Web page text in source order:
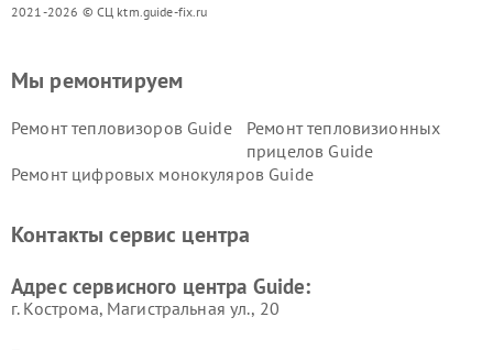
2021-2026 © СЦ ktm.guide-fix.ru
Мы ремонтируем
Ремонт тепловизоров Guide
Ремонт тепловизионных
прицелов Guide
Ремонт цифровых монокуляров Guide
Контакты сервис центра
Адрес сервисного центра Guide:
г. Кострома, Магистральная ул., 20